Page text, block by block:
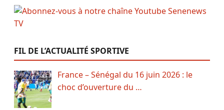
FIL DE L’ACTUALITÉ SPORTIVE
France – Sénégal du 16 juin 2026 : le
choc d’ouverture du …